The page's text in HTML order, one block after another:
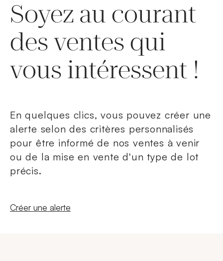
Soyez au courant
des ventes qui
vous intéressent !
En quelques clics, vous pouvez créer une
alerte selon des critères personnalisés
pour être informé de nos ventes à venir
ou de la mise en vente d'un type de lot
précis.
Nouvelle fenêtre
Créer une alerte